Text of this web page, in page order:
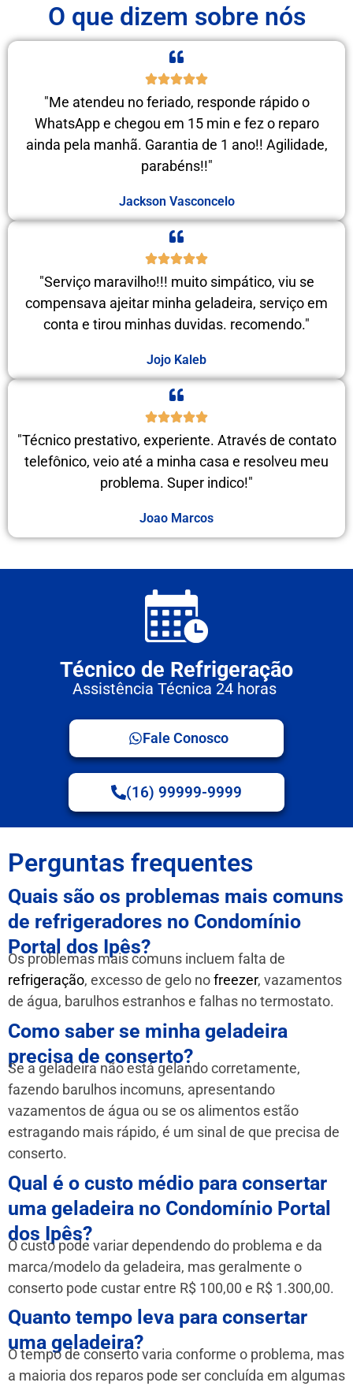
O que dizem sobre nós
"Me atendeu no feriado, responde rápido o
WhatsApp e chegou em 15 min e fez o reparo
ainda pela manhã. Garantia de 1 ano!! Agilidade,
parabéns!!"
Jackson Vasconcelo
"Serviço maravilho!!! muito simpático, viu se
compensava ajeitar minha geladeira, serviço em
conta e tirou minhas duvidas. recomendo."
Jojo Kaleb
"Técnico prestativo, experiente. Através de contato
telefônico, veio até a minha casa e resolveu meu
problema. Super indico!"
Joao Marcos
Técnico de Refrigeração
Assistência Técnica 24 horas
Fale Conosco
(16) 99999-9999
Perguntas frequentes
Quais são os problemas mais comuns
de refrigeradores no Condomínio
Portal dos Ipês?
Os problemas mais comuns incluem falta de
refrigeração, excesso de gelo nofreezer, vazamentos
de água, barulhos estranhos e falhas no termostato.
Como saber se minha geladeira
precisa de conserto?
Se a geladeira não está gelando corretamente,
fazendo barulhos incomuns, apresentando
vazamentos de água ou se os alimentos estão
estragando mais rápido, é um sinal de que precisa de
conserto.
Qual é o custo médio para consertar
uma geladeira no Condomínio Portal
dos Ipês?
O custo pode variar dependendo do problema e da
marca/modelo da geladeira, mas geralmente o
conserto pode custar entre R$ 100,00 e R$ 1.300,00.
Quanto tempo leva para consertar
uma geladeira?
O tempo de conserto varia conforme o problema, mas
a maioria dos reparos pode ser concluída em algumas